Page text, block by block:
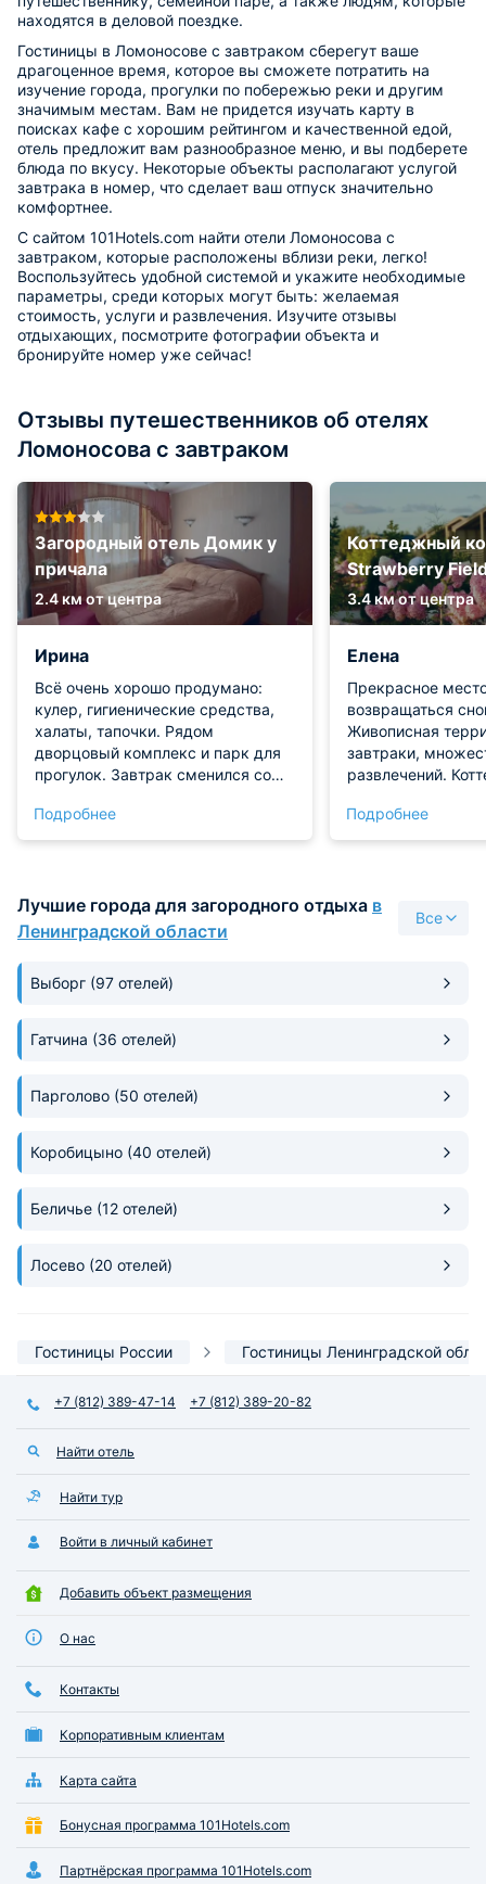
находятся в деловой поездке.
Гостиницы в Ломоносове с завтраком сберегут ваше
драгоценное время, которое вы сможете потратить на
изучение города, прогулки по побережью реки и другим
значимым местам. Вам не придется изучать карту в
поисках кафе с хорошим рейтингом и качественной едой,
отель предложит вам разнообразное меню, и вы подберете
блюда по вкусу. Некоторые объекты располагают услугой
завтрака в номер, что сделает ваш отпуск значительно
комфортнее.
С сайтом 101Hotels.com найти отели Ломоносова с
завтраком, которые расположены вблизи реки, легко!
Воспользуйтесь удобной системой и укажите необходимые
параметры, среди которых могут быть: желаемая
стоимость, услуги и развлечения. Изучите отзывы
отдыхающих, посмотрите фотографии объекта и
бронируйте номер уже сейчас!
Отзывы путешественников об отелях
Ломоносова с завтраком
Загородный отель Домик у
причала
2.4 км от центра
Ирина
Всё очень хорошо продумано:
кулер, гигиенические средства,
халаты, тапочки. Рядом
дворцовый комплекс и парк для
прогулок. Завтрак сменился со
"континентальный". Но всё по-
прежнему вкусно и сытно. Очень
Подробнее
Коттеджный
Strawberry
3.4 км от центра
Елена
Прекрасное
возвращаться
Живописная
завтраки,
развлечений.
подушки, есть
лежаками,
Подробнее
Лучшие города для загородного отдыха в
Ленинградской области
Все
Выборг (97 отелей)
Гатчина (36 отелей)
Парголово (50 отелей)
Коробицыно (40 отелей)
Беличье (12 отелей)
Лосево (20 отелей)
Гостиницы России Гостиницы Ленинградской
+7 (812) 389-47-14 +7 (812) 389-20-82
Найти отель
Найти тур
Войти в личный кабинет
Добавить объект размещения
О нас
Контакты
Корпоративным клиентам
Карта сайта
Бонусная программа 101Hotels.com
Партнёрская программа 101Hotels.com